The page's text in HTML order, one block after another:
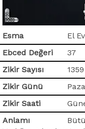
Esma
El
Ebced Değeri
37
Zikir Sayısı
1359
Zikir Günü
Zikir Saati
Anlamı